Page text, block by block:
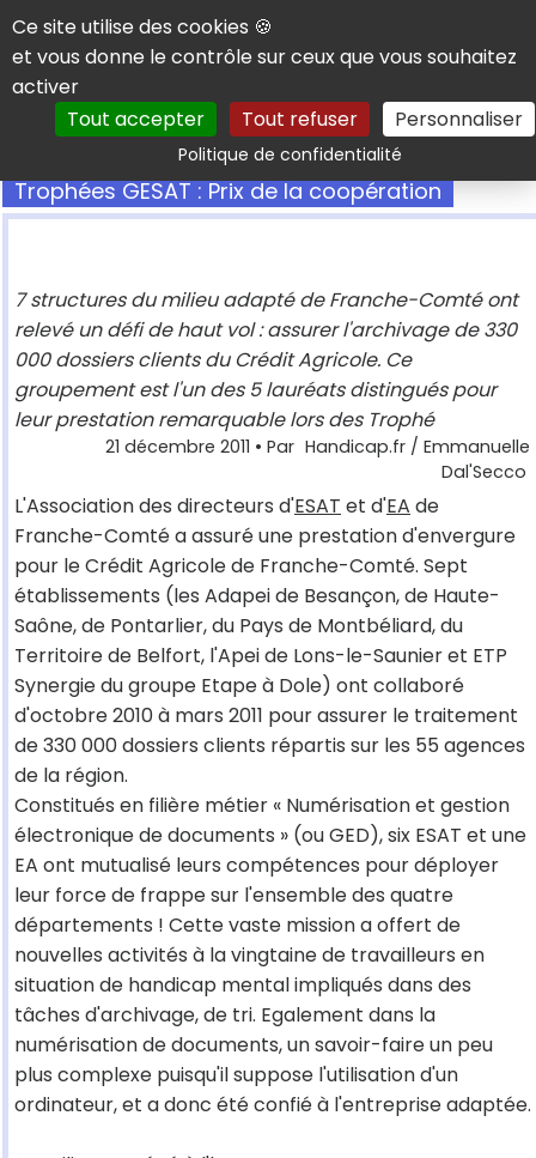
Panneau de gestion des cookies
Ce site utilise des cookies 🍪
et vous donne le contrôle sur ceux que vous souhaitez
activer
Tout accepter
Tout refuser Personnaliser
Politique de confidentialitéRechercher
Trophées GESAT : Prix de la coopération
7 structures du milieu adapté de Franche-Comté ont
relevé un défi de haut vol : assurer l'archivage de 330
000 dossiers clients du Crédit Agricole. Ce
groupement est l'un des 5 lauréats distingués pour
leur prestation remarquable lors des Trophé
21 décembre 2011 • Par Handicap.fr / Emmanuelle
Dal'Secco
L'Association des directeurs d'ESAT et d'EA de
Franche-Comté a assuré une prestation d'envergure
pour le Crédit Agricole de Franche-Comté. Sept
établissements (les Adapei de Besançon, de Haute-
Saône, de Pontarlier, du Pays de Montbéliard, du
Territoire de Belfort, l'Apei de Lons-le-Saunier et ETP
Synergie du groupe Etape à Dole) ont collaboré
d'octobre 2010 à mars 2011 pour assurer le traitement
de 330 000 dossiers clients répartis sur les 55 agences
de la région.
Constitués en filière métier « Numérisation et gestion
électronique de documents » (ou GED), six ESAT et une
EA ont mutualisé leurs compétences pour déployer
leur force de frappe sur l'ensemble des quatre
départements ! Cette vaste mission a offert de
nouvelles activités à la vingtaine de travailleurs en
situation de handicap mental impliqués dans des
tâches d'archivage, de tri. Egalement dans la
numérisation de documents, un savoir-faire un peu
plus complexe puisqu'il suppose l'utilisation d'un
ordinateur, et a donc été confié à l'entreprise adaptée.